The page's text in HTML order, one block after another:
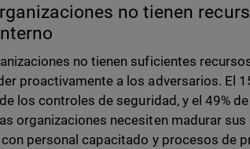
no tienen
no tienen suficientes
proactivamente a los adversarios. El
los controles de seguridad, y el 49%
organizaciones necesiten madurar
personal capacitado y procesos de